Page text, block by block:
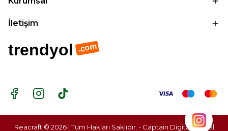
İletişim
trendyol .com
Reacraft © 2026 | Tüm Hakları Saklıdır. • Captain Digital |Dijital